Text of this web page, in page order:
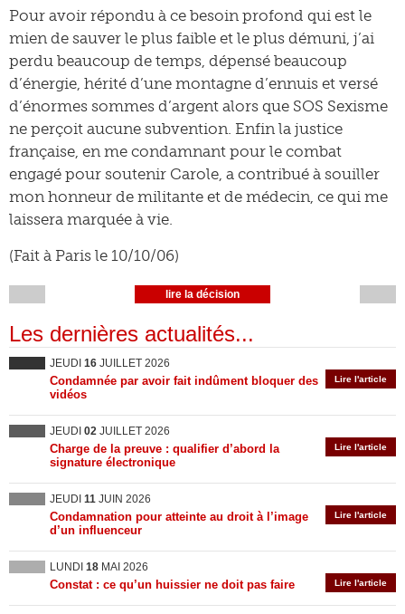
Pour avoir répondu à ce besoin profond qui est le
mien de sauver le plus faible et le plus démuni, j’ai
perdu beaucoup de temps, dépensé beaucoup
d’énergie, hérité d’une montagne d’ennuis et versé
d’énormes sommes d’argent alors que SOS Sexisme
ne perçoit aucune subvention. Enfin la justice
française, en me condamnant pour le combat
engagé pour soutenir Carole, a contribué à souiller
mon honneur de militante et de médecin, ce qui me
laissera marquée à vie.
(Fait à Paris le 10/10/06)
lire la décision
Les dernières actualités...
JEUDI 16 JUILLET 2026
Lire l'article
Condamnée par avoir fait indûment bloquer des
vidéos
JEUDI 02 JUILLET 2026
Lire l'article
Charge de la preuve : qualifier d’abord la
signature électronique
JEUDI 11 JUIN 2026
Lire l'article
Condamnation pour atteinte au droit à l’image
d’un influenceur
LUNDI 18 MAI 2026
Lire l'article
Constat : ce qu’un huissier ne doit pas faire